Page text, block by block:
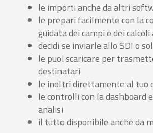
le importi anche da altri
le prepari facilmente con la
guidata dei campi e dei
decidi se inviarle allo SDI o
le puoi scaricare per
destinatari
le inoltri direttamente al tuo
le controlli con la dashboard
analisi
il tutto disponibile anche da